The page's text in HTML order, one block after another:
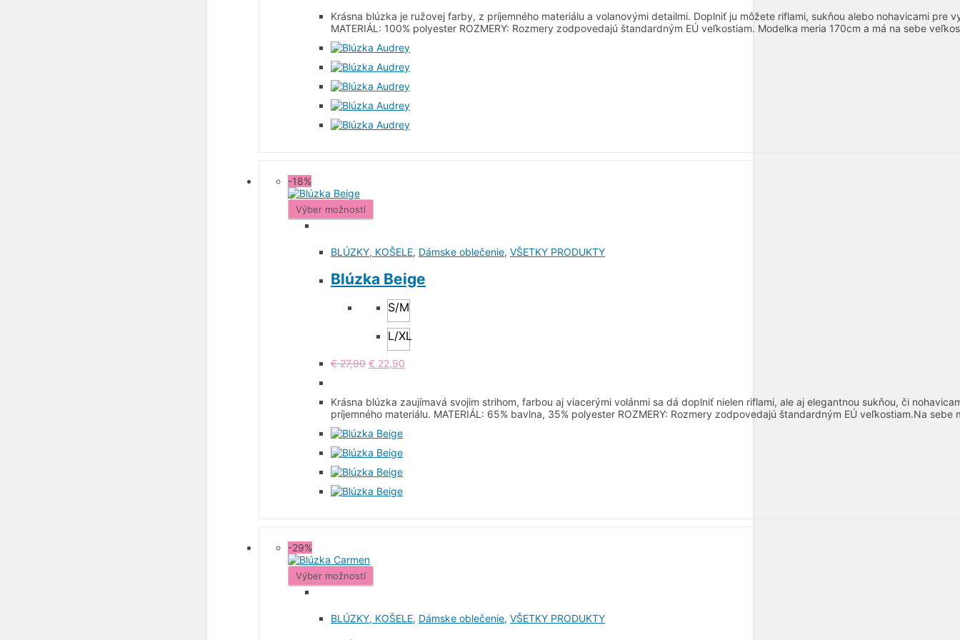
Krásna blúzka je ružovej farby, z príjemného materiálu a volanovými detailmi. Doplniť ju môžete riflami, sukňou alebo nohavicami pre
MATERIÁL: 100% polyester ROZMERY: Rozmery zodpovedajú štandardným EÚ veľkostiam. Modelka meria 170cm a má na sebe
-18%
Výber možností
BLÚZKY, KOŠELE, Dámske oblečenie, VŠETKY PRODUKTY
Blúzka Beige
S/M
L/XL
€27,90 € 22,90
Krásna blúzka zaujímavá svojim strihom, farbou aj viacerými volánmi sa dá doplniť nielen riflami, ale aj elegantnou sukňou, či
príjemného materiálu. MATERIÁL: 65% bavlna, 35% polyester ROZMERY: Rozmery zodpovedajú štandardným EÚ veľkostiam.Na sebe
-29%
Výber možností
BLÚZKY, KOŠELE, Dámske oblečenie, VŠETKY PRODUKTY